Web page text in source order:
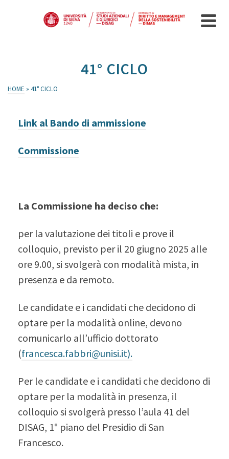
41° CICLO
HOME » 41° CICLO
Link al Bando di ammissione
Commissione
La Commissione ha deciso che:
per la valutazione dei titoli e prove il
colloquio, previsto per il 20 giugno 2025 alle
ore 9.00, si svolgerà con modalità mista, in
presenza e da remoto.
Le candidate e i candidati che decidono di
optare per la modalità online, devono
comunicarlo all’ufficio dottorato
(francesca.fabbri@unisi.it).
Per le candidate e i candidati che decidono di
optare per la modalità in presenza, il
colloquio si svolgerà presso l’aula 41 del
DISAG, 1° piano del Presidio di San
Francesco.